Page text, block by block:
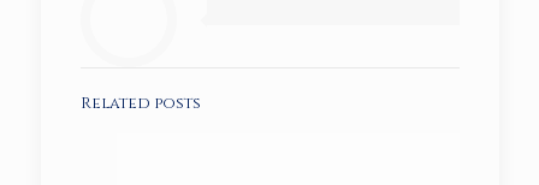
Related posts